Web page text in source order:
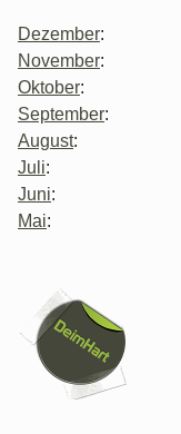
Dezember:
November:
Oktober:
September:
August:
Juli:
Juni:
Mai:
Seitenleiste